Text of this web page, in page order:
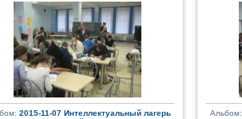
2015-11-07 Интеллектуальный лагерь
Альбом: